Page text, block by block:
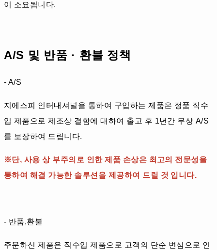
이 소요됩니다.
A/S 및 반품 · 환불 정책
- A/S
지에스피 인터내셔널을 통하여 구입하는 제품은 정품 직수
입 제품으로 제조상 결함에 대하여 출고 후 1년간 무상 A/S
를 보장하여 드립니다.
※단, 사용 상 부주의로 인한 제품 손상은 최고의 전문성을
통하여 해결 가능한 솔루션을 제공하여 드릴 것 입니다.
- 반품,환불
주문하신 제품은 직수입 제품으로 고객의 단순 변심으로 인